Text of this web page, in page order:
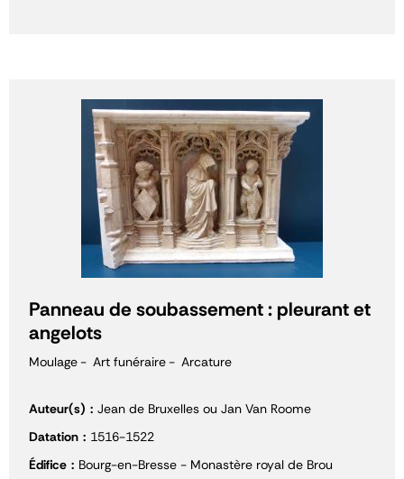
Panneau de soubassement : pleurant et
angelots
Moulage Art funéraire Arcature
Auteur(s)
Jean de Bruxelles ou Jan Van Roome
Datation
1516-1522
Édifice
Bourg-en-Bresse - Monastère royal de Brou